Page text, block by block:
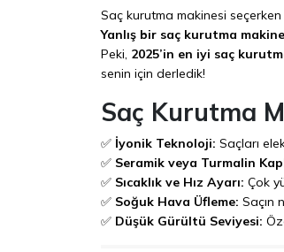
Saç kurutma makinesi seçerken
Yanlış bir saç kurutma
Peki, 2025’in en iyi saç
senin için derledik!
Saç Kurutma
✅ İyonik Teknoloji: Saçları
✅ Seramik veya Turmalin
✅ Sıcaklık ve Hız Ayarı: Çok
✅ Soğuk Hava Üfleme: Saçın
✅ Düşük Gürültü Seviyesi: